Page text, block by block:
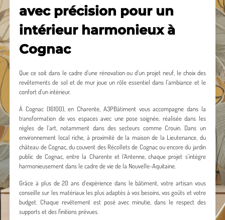
avec précision pour un
intérieur harmonieux à
Cognac
Que ce soit dans le cadre d’une rénovation ou d’un projet neuf, le choix des
revêtements de sol et de mur joue un rôle essentiel dans l’ambiance et le
confort d’un intérieur.
À Cognac (16100), en Charente, A3PBâtiment vous accompagne dans la
transformation de vos espaces avec une pose soignée, réalisée dans les
règles de l’art, notamment dans des secteurs comme Crouin. Dans un
environnement local riche, à proximité de la maison de la Lieutenance, du
château de Cognac, du couvent des Récollets de Cognac ou encore du jardin
public de Cognac, entre la Charente et l’Antenne, chaque projet s’intègre
harmonieusement dans le cadre de vie de la Nouvelle-Aquitaine.
Grâce à plus de 20 ans d’expérience dans le bâtiment, votre artisan vous
conseille sur les matériaux les plus adaptés à vos besoins, vos goûts et votre
budget. Chaque revêtement est posé avec minutie, dans le respect des
supports et des finitions prévues.